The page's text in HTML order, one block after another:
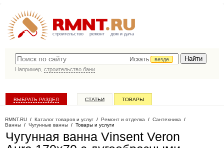
строительство ремонт дом и дача
Искать
везде
Например, строительство бани
ВЫБРАТЬ РАЗДЕЛ СТАТЬИ ТОВАРЫ
RMNT.RU / Каталог товаров и услуг / Ремонт и отделка / Сантехника /
Ванны / Чугунные ванны / Товары и услуги
Чугунная ванна Vinsent Veron